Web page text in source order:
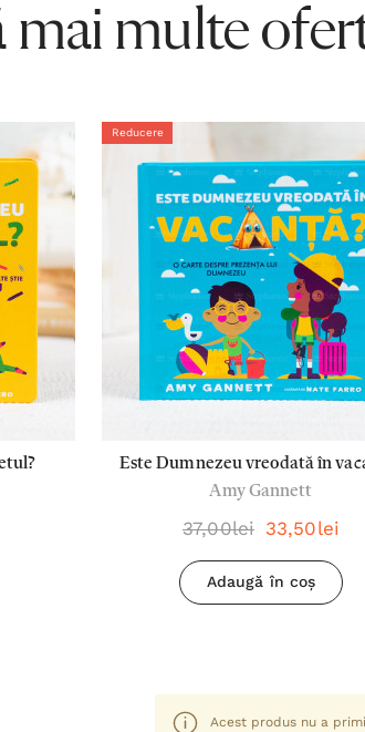
mai multe
Reducere
Este Dumnezeu vreodată în
Amy Gannett
37,00lei 33,50lei
Adaugă în coș
Acest produs nu a